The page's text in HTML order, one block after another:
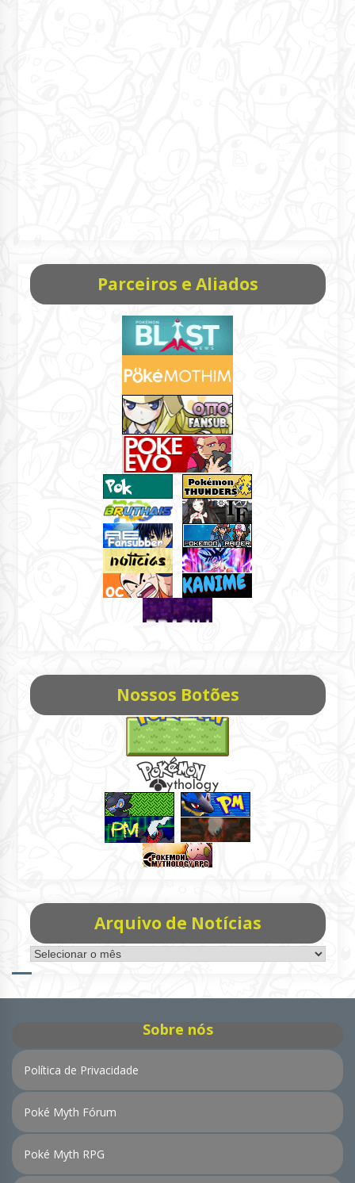
Parceiros e Aliados
Nossos Botões
Arquivo de Notícias
Arquivo
de
Sobre nós
Política de Privacidade
Poké Myth Fórum
Poké Myth RPG